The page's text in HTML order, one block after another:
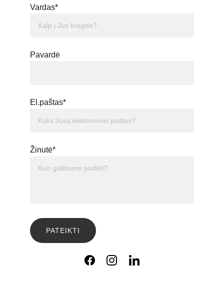
Vardas*
Pavardė
El.paštas*
Žinutė*
PATEIKTI